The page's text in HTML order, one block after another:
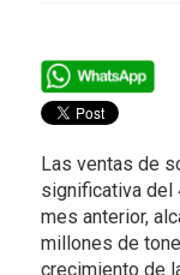
Las ventas de
significativa del
mes anterior,
millones de
crecimiento de